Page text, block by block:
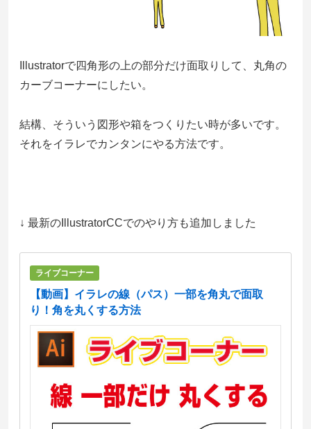
Illustratorで四角形の上の部分だけ面取りして、丸角の
カーブコーナーにしたい。
結構、そういう図形や箱をつくりたい時が多いです。
それをイラレでカンタンにやる方法です。
↓ 最新のIllustratorCCでのやり方も追加しました
ライブコーナー
【動画】イラレの線（パス）一部を角丸で面取
り！角を丸くする方法